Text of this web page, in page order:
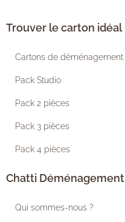
Trouver le carton idéal
Cartons de déménagement
Pack Studio
Pack 2 pièces
Pack 3 pièces
Pack 4 pièces
Chatti Déménagement
Qui sommes-nous ?